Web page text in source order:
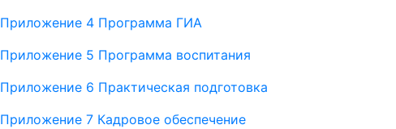
Приложение 4 Программа ГИА
Приложение 5 Программа воспитания
Приложение 6 Практическая подготовка
Приложение 7 Кадровое обеспечение